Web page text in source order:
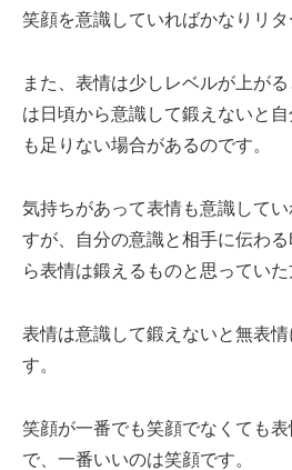
笑顔を意識していればかなりリタ
また、表情は少しレベルが上が
は日頃から意識して鍛えないと
も足りない場合があるのです。
気持ちがあって表情も意識して
すが、自分の意識と相手に伝わ
ら表情は鍛えるものと思っていた
表情は意識して鍛えないと無表
す。
笑顔が一番でも笑顔でなくても
で、一番いいのは笑顔です。